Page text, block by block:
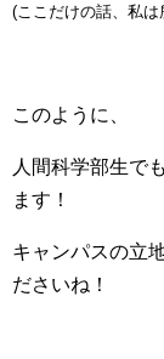
(ここだけの話、私
このように、
人間科学部生で
ます！
キャンパスの立
ださいね！